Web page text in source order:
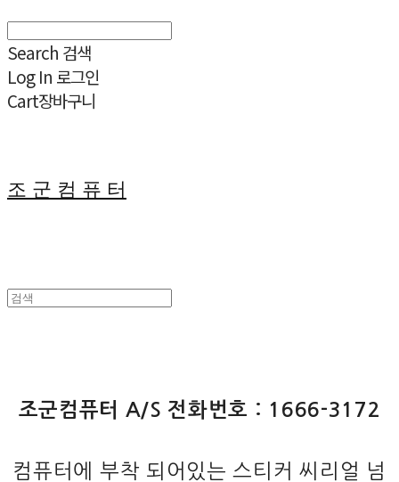
Search 검색
Log In 로그인
Cart장바구니
조 군 컴 퓨 터
조군컴퓨터 A/S 전화번호 : 1666-3172
컴퓨터에 부착 되어있는 스티커 씨리얼 넘